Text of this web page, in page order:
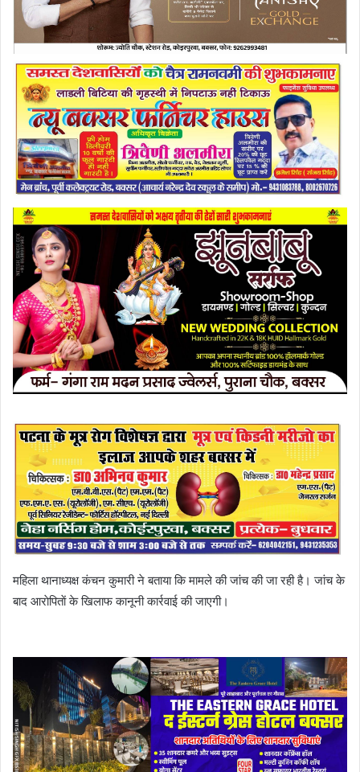
महिला थानाध्यक्ष कंचन कुमारी ने बताया कि मामले की जांच की जा रही है। जांच के
बाद आराेपिताें के खिलाफ कानूनी कार्रवाई की जाएगी।